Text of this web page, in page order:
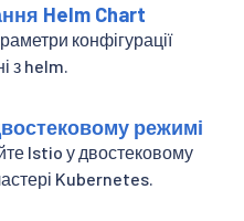
Helm Chart
конфігурації
з helm.
режимі
Istio у двостековому
Kubernetes.